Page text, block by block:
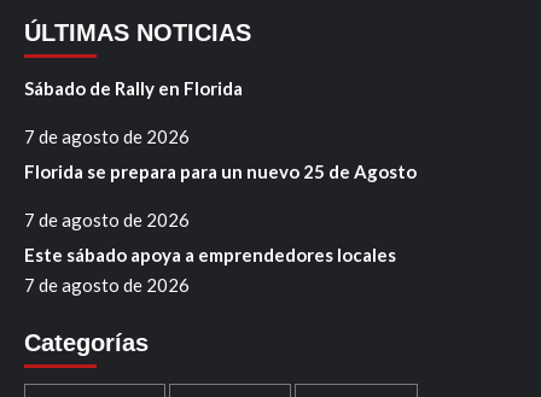
ÚLTIMAS NOTICIAS
Sábado de Rally en Florida
7 de agosto de 2026
Florida se prepara para un nuevo 25 de Agosto
7 de agosto de 2026
Este sábado apoya a emprendedores locales
7 de agosto de 2026
Categorías